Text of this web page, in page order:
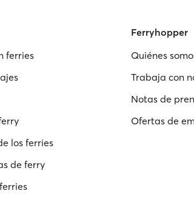
ferries
los ferries
de ferry
Ferryhopper
Quiénes
Trabaja con
Notas de
Ofertas de